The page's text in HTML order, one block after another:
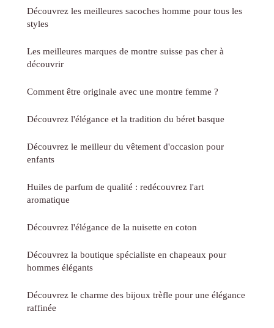
Découvrez les meilleures sacoches homme pour tous les
styles
Les meilleures marques de montre suisse pas cher à
découvrir
Comment être originale avec une montre femme ?
Découvrez l'élégance et la tradition du béret basque
Découvrez le meilleur du vêtement d'occasion pour
enfants
Huiles de parfum de qualité : redécouvrez l'art
aromatique
Découvrez l'élégance de la nuisette en coton
Découvrez la boutique spécialiste en chapeaux pour
hommes élégants
Découvrez le charme des bijoux trèfle pour une élégance
raffinée